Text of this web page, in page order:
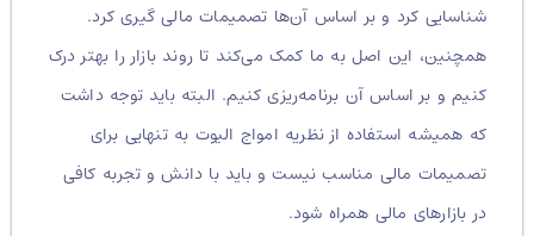
شناسایی کرد و بر اساس آن‌ها تصمیمات مالی گیری کرد.
همچنین، این اصل به ما کمک می‌کند تا روند بازار را بهتر درک
کنیم و بر اساس آن برنامه‌ریزی کنیم. البته باید توجه داشت
که همیشه استفاده از نظریه امواج الیوت به تنهایی برای
تصمیمات مالی مناسب نیست و باید با دانش و تجربه کافی
در بازارهای مالی همراه شود.